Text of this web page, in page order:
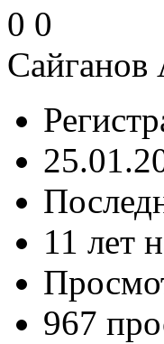
0 0
Сайганов
11 лет
967